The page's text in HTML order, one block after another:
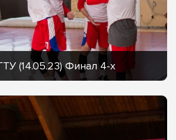
(14.05.23) Финал 4-х